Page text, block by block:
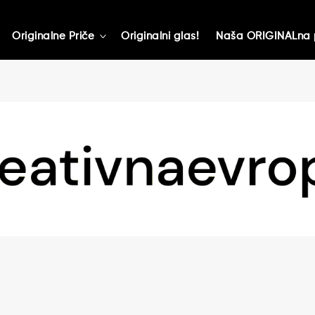
Originalne Priče toggle
Originalni glas! Naša